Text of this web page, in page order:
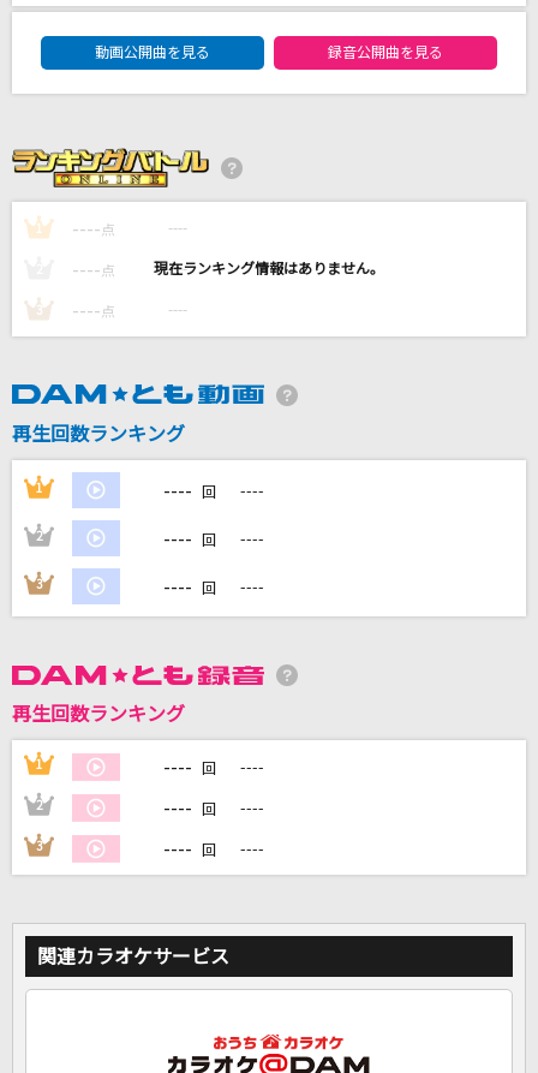
[生音]オレンジ
SPYAIR
イヤホン
[生音]To Love You More [トゥ・ラヴ・ユー・
Celine Dion With Special Guests Kryzler & Kompany
もっと見る
カラオケ最新情報をチェック！
DAMに会員登録・ログインして
自宅でカラオケ歌い放題！
DAM★ともボーカルエントリーランキング
動画公開曲を見る
録音公開曲を見る
1 ---- 点 ----
---- 点 ----
3 ---- 点 ----
再生回数ランキング
1 ---- 回 ----
2 ---- 回 ----
3 ---- 回 ----
再生回数ランキング
1 ---- 回 ----
2 ---- 回 ----
3 ---- 回 ----
関連カラオケサービス